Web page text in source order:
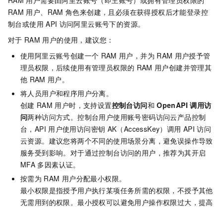
RAM 用户、RAM 角色来创建，且必须在获得授权后才能登录控
制台或使用 API 访问阿里云账号下的资源。
对于 RAM 用户的使用，建议您：
使用阿里云账号创建一个 RAM 用户，并为 RAM 用户授予管
理员权限，后续使用有管理员权限的 RAM 用户创建并管理其
他 RAM 用户。
将人员用户和程序用户分离。
创建 RAM 用户时，支持设置控制台访问和 OpenAPI 调用访
问两种访问方式。控制台用户使用账号密码访问云产品控制
台，API 用户使用访问密钥 AK（AccessKey）调用 API 访问
云资源。建议您将两个不同的使用场景分离，避免误操作导致
服务受到影响。对于通过控制台访问的用户，推荐为其开启
MFA 多因素认证。
按需为 RAM 用户分配最小权限。
最小权限是指授予用户执行某项任务所需的权限，不授予其他
无需用到的权限。最小授权可以避免用户操作权限过大，提高